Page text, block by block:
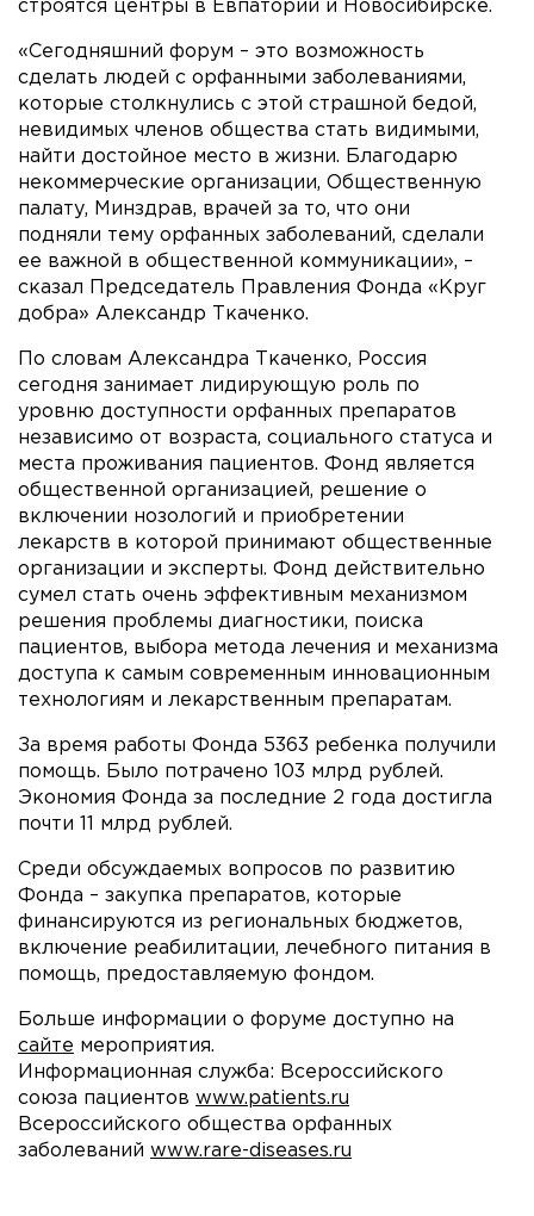
строятся центры в Евпатории и Новосибирске.
«Сегодняшний форум – это возможность
сделать людей с орфанными заболеваниями,
которые столкнулись с этой страшной бедой,
невидимых членов общества стать видимыми,
найти достойное место в жизни. Благодарю
некоммерческие организации, Общественную
палату, Минздрав, врачей за то, что они
подняли тему орфанных заболеваний, сделали
ее важной в общественной коммуникации», –
сказал Председатель Правления Фонда «Круг
добра» Александр Ткаченко.
По словам Александра Ткаченко, Россия
сегодня занимает лидирующую роль по
уровню доступности орфанных препаратов
независимо от возраста, социального статуса и
места проживания пациентов. Фонд является
общественной организацией, решение о
включении нозологий и приобретении
лекарств в которой принимают общественные
организации и эксперты. Фонд действительно
сумел стать очень эффективным механизмом
решения проблемы диагностики, поиска
пациентов, выбора метода лечения и механизма
доступа к самым современным инновационным
технологиям и лекарственным препаратам.
За время работы Фонда 5363 ребенка получили
помощь. Было потрачено 103 млрд рублей.
Экономия Фонда за последние 2 года достигла
почти 11 млрд рублей.
Среди обсуждаемых вопросов по развитию
Фонда – закупка препаратов, которые
финансируются из региональных бюджетов,
включение реабилитации, лечебного питания в
помощь, предоставляемую фондом.
Больше информации о форуме доступно на
сайте мероприятия.
Информационная служба: Всероссийского
союза пациентов www.patients.ru
Всероссийского общества орфанных
заболеваний www.rare-diseases.ru